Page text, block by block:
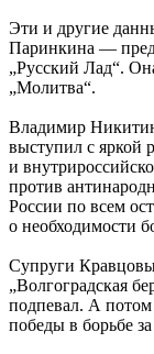
Эти и другие
Паринкина —
„Русский Лад“.
„Молитва“.
Владимир
выступил с яркой
и
против
России по всем
о необходимости
Супруги
„Волгоградская
подпевал. А потом
победы в борьбе